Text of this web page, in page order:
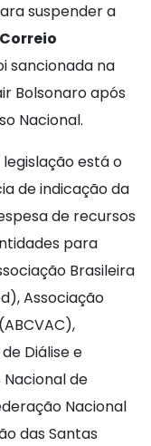
suspender a
Correio
sancionada na
Bolsonaro após
Nacional.
está o
de indicação da
de recursos
para
Brasileira
Associação
Diálise e
de
Nacional
das Santas